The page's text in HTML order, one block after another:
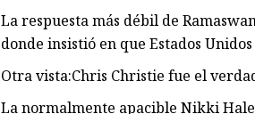
La respuesta más débil de
donde insistió en que Estados
Otra vista:Chris Christie fue el
La normalmente apacible Nikki